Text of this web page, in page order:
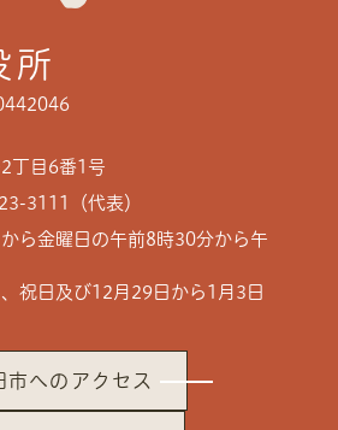
所
丁目6番1号
3111（代表）
ら金曜日の午前8時30分から午
、祝日及び12月29日から1月3日
市へのアクセス